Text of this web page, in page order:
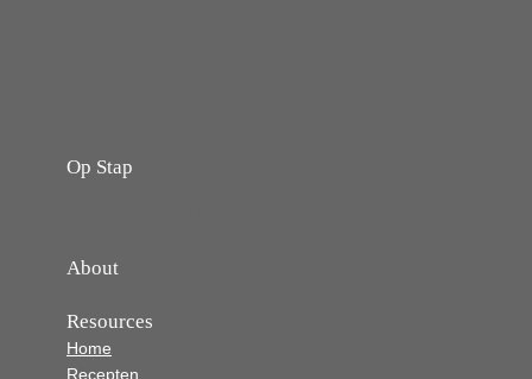
Op Stap
About
Resources
Home
Recepten